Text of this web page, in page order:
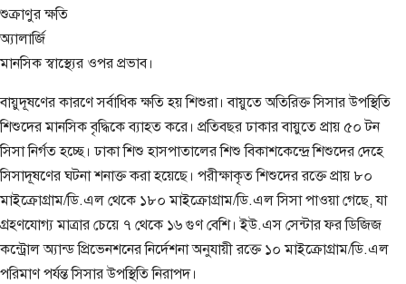
শুক্রাণুর ক্ষতি
অ্যালার্জি
মানসিক স্বাস্থ্যের ওপর প্রভাব।
বায়ুদূষণের কারণে সর্বাধিক ক্ষতি হয় শিশুরা। বায়ুতে অতিরিক্ত সিসার উপস্থিতি
শিশুদের মানসিক বৃদ্ধিকে ব্যাহত করে। প্রতিবছর ঢাকার বায়ুতে প্রায় ৫০ টন
সিসা নির্গত হচ্ছে। ঢাকা শিশু হাসপাতালের শিশু বিকাশকেন্দ্রে শিশুদের দেহে
সিসাদূষণের ঘটনা শনাক্ত করা হয়েছে। পরীক্ষাকৃত শিশুদের রক্তে প্রায় ৮০
মাইক্রোগ্রাম/ডি.এল থেকে ১৮০ মাইক্রোগ্রাম/ডি.এল সিসা পাওয়া গেছে, যা
গ্রহণযোগ্য মাত্রার চেয়ে ৭ থেকে ১৬ গুণ বেশি। ইউ.এস সেন্টার ফর ডিজিজ
কন্ট্রোল অ্যান্ড প্রিভেনশনের নির্দেশনা অনুযায়ী রক্তে ১০ মাইক্রোগ্রাম/ডি.এল
পরিমাণ পর্যন্ত সিসার উপস্থিতি নিরাপদ।